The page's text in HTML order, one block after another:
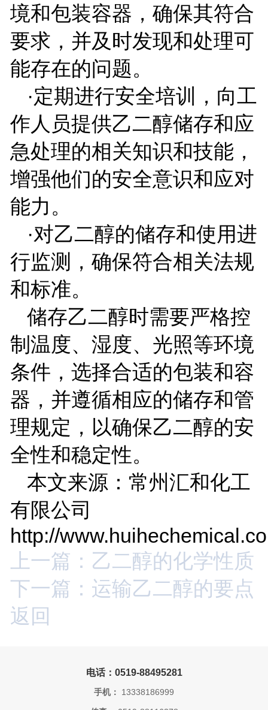
境和包装容器，确保其符合
要求，并及时发现和处理可
能存在的问题。
·定期进行安全培训，向工
作人员提供乙二醇储存和应
急处理的相关知识和技能，
增强他们的安全意识和应对
能力。
·对乙二醇的储存和使用进
行监测，确保符合相关法规
和标准。
储存乙二醇时需要严格控
制温度、湿度、光照等环境
条件，选择合适的包装和容
器，并遵循相应的储存和管
理规定，以确保乙二醇的安
全性和稳定性。
本文来源：常州汇和化工
有限公司
http://
上一篇：乙二醇的化学性质
下一篇：运输乙二醇的要点
返回
电话：0519-88495281
手机： 13338186999